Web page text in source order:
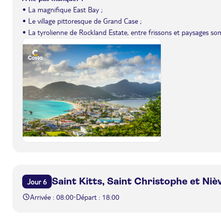
• La magnifique East Bay ;
• Le village pittoresque de Grand Case ;
• La tyrolienne de Rockland Estate, entre frissons et paysages
Jour 6 Saint Kitts, Saint Christophe et
Arrivée : 08:00-Départ : 18:00